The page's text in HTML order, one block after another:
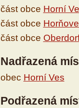
část obce Horní
část obce
část obce
Nadřazená
obec Horní Ves
Podřazená